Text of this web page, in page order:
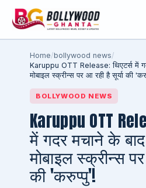
Home/bollywood news/
Karuppu OTT Release: थिएटर्स में
मोबाइल स्क्रीन्स पर आ रही है सूर्या की
BOLLYWOOD NEWS
Karuppu OTT
में गदर मचाने के
मोबाइल स्क्रीन्स
की 'करुप्पु'!